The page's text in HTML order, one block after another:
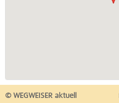
© WEGWEISER aktuell